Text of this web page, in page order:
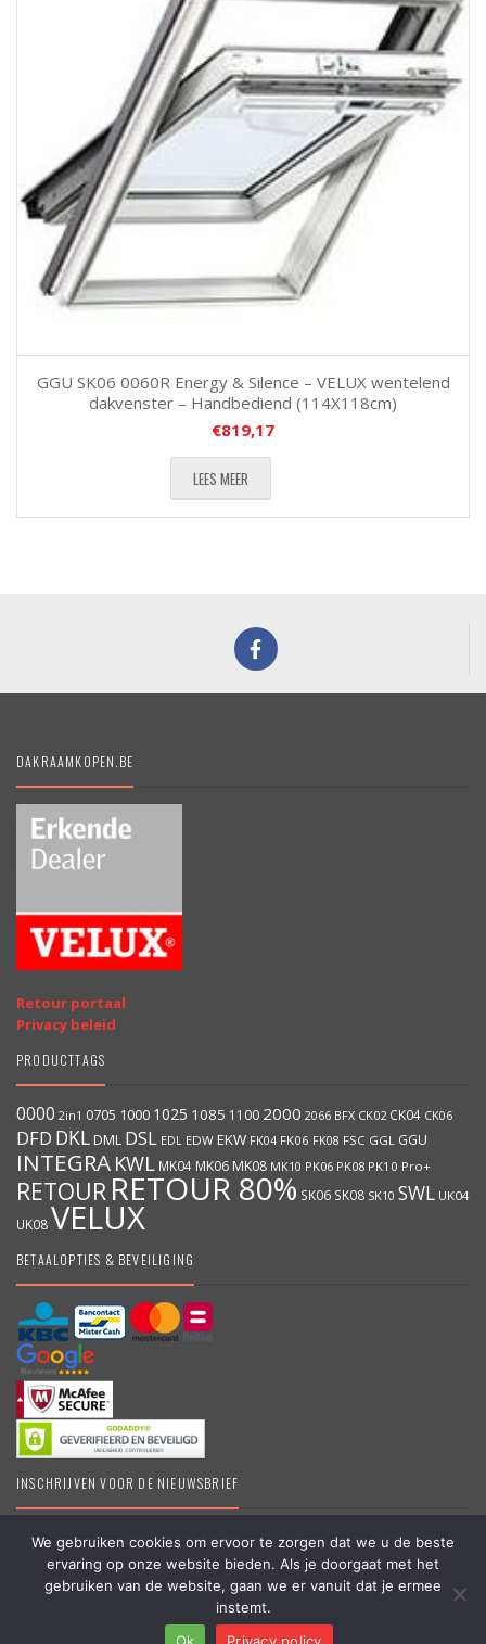
GGU SK06 0060R Energy & Silence – VELUX wentelend
dakvenster – Handbediend (114X118cm)
€819,17
LEES MEER
DAKRAAMKOPEN.BE
Retour portaal
Privacy beleid
PRODUCTTAGS
0000 2in1 0705 1000 1025 1085 1100 2000 2066 BFX CK02 CK04 CK06
DFD DKL DML DSL EDL EDW EKW FK04 FK06 FK08 FSC GGL GGU
INTEGRA KWL MK04 MK06 MK08 MK10 PK06 PK08 PK10 Pro+
RETOUR RETOUR 80% SK06 SK08 SK10 SWL UK04
UK08VELUX
BETAALOPTIES & BEVEILIGING
INSCHRIJVEN VOOR DE NIEUWSBRIEF
DakraamKopen.be – Erkend VELUX dealer – Grootste online VELUX
shop in België – Originele VELUX producten – Dakramen &
Toebehoren – #koopbelgisch
We gebruiken cookies om ervoor te zorgen dat we u de beste
ervaring op onze website bieden. Als je doorgaat met het
gebruiken van de website, gaan we er vanuit dat je ermee
instemt.
Ok
Privacy policy